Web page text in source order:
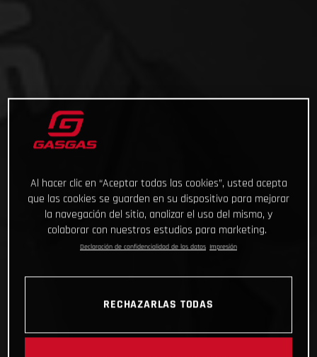
Al hacer clic en “Aceptar todas las cookies”, usted acepta
que las cookies se guarden en su dispositivo para mejorar
la navegación del sitio, analizar el uso del mismo, y
colaborar con nuestros estudios para marketing.
Declaración de confidencialidad de los datos Impresión
RECHAZARLAS TODAS